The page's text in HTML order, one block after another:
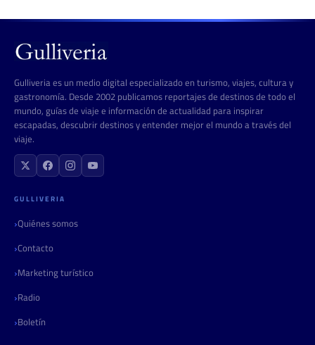
Gulliveria es un medio digital especializado en turismo, viajes, cultura y
gastronomía. Desde 2002 publicamos reportajes de destinos de todo el
mundo, guías de viaje e información de actualidad para inspirar
escapadas, descubrir destinos y entender mejor el mundo a través del
viaje.
GULLIVERIA
Quiénes somos
Contacto
Marketing turístico
Radio
Boletín